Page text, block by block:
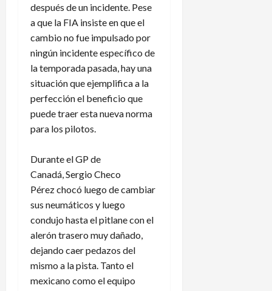
después de un incidente. Pese
a que la FIA insiste en que el
cambio no fue impulsado por
ningún incidente específico de
la temporada pasada, hay una
situación que ejemplifica a la
perfección el beneficio que
puede traer esta nueva norma
para los pilotos.
Durante elGP de
Canadá, Sergio Checo
Pérez chocó luego de cambiar
sus neumáticos y luego
condujo hasta el pitlane con el
alerón trasero muy dañado,
dejando caer pedazos del
mismo a la pista. Tanto el
mexicano como el equipo